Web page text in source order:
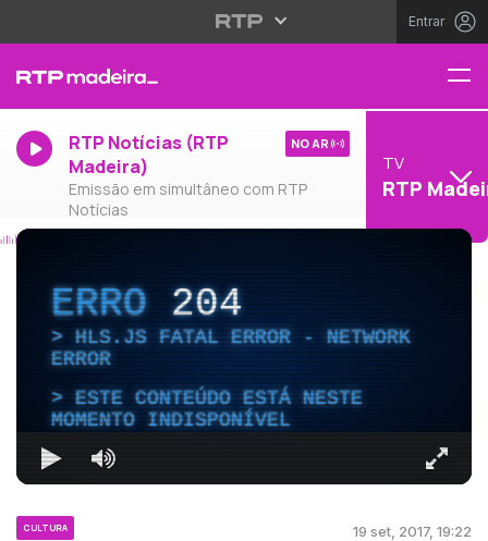
Entrar
RTP Notícias (RTP
Madeira)
Emissão em simultâneo com RTP
Notícias
NO AR
TV
RTP
ERRO204
HLS.JS FATAL ERROR - NETWORK
ERROR
ESTE CONTEÚDO ESTÁ NESTE
MOMENTO INDISPONÍVEL
CULTURA 19 set, 2017, 19:22